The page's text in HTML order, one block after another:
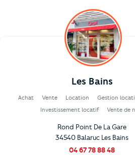
Les Bains
Achat Vente Location Gestion
Investissement locatif
Vente de
Rond Point De La Gare
34540 Balaruc Les Bains
04 67 78 88 48